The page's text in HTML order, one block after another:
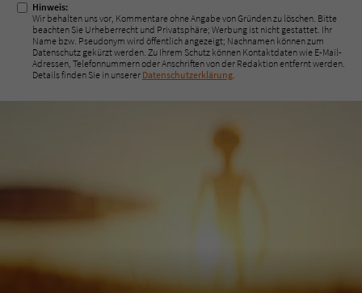
Hinweis:
Wir behalten uns vor, Kommentare ohne Angabe von Gründen zu löschen. Bitte
beachten Sie Urheberrecht und Privatsphäre; Werbung ist nicht gestattet. Ihr
Name bzw. Pseudonym wird öffentlich angezeigt; Nachnamen können zum
Datenschutz gekürzt werden. Zu Ihrem Schutz können Kontaktdaten wie E-Mail-
Adressen, Telefonnummern oder Anschriften von der Redaktion entfernt werden.
Details finden Sie in unserer Datenschutzerklärung.